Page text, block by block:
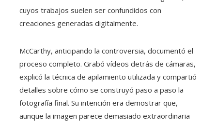
cuyos trabajos suelen ser confundidos con
creaciones generadas digitalmente.
McCarthy, anticipando la controversia, documentó el
proceso completo. Grabó vídeos detrás de cámaras,
explicó la técnica de apilamiento utilizada y compartió
detalles sobre cómo se construyó paso a paso la
fotografía final. Su intención era demostrar que,
aunque la imagen parece demasiado extraordinaria